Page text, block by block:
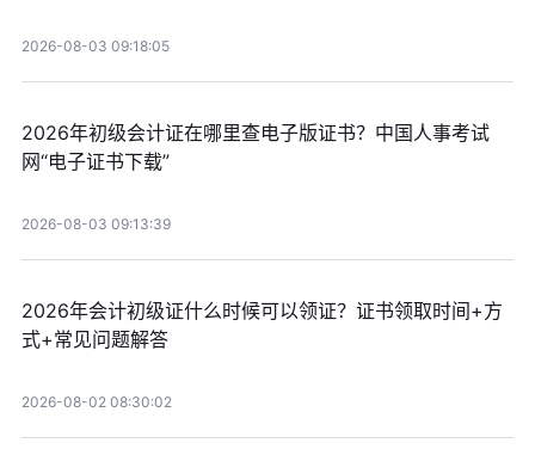
2026-08-03 09:18:05
2026年初级会计证在哪里查电子版证书？中国人事考试
网“电子证书下载”
2026-08-03 09:13:39
2026年会计初级证什么时候可以领证？证书领取时间+方
式+常见问题解答
2026-08-02 08:30:02